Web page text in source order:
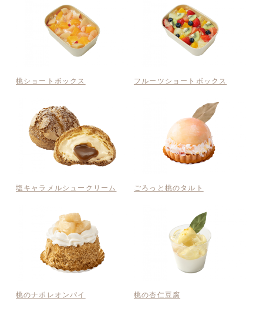
桃ショートボックス フルーツショートボックス
塩キャラメルシュークリーム ごろっと桃のタルト
桃のナポレオンパイ 桃の杏仁豆腐